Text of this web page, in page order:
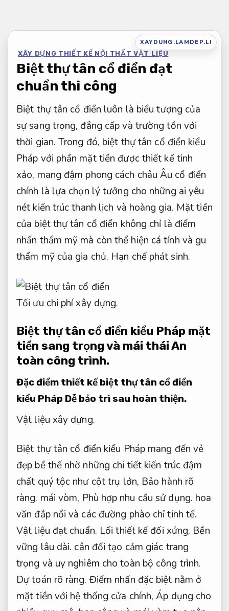
nội
dung
XAYDUNG.LAMDEP.LI
XÂY DỰNG THIẾT KẾ NỘI THẤT VẬT LIỆU
Biệt thự tân cổ điển đạt
chuẩn thi công
Biệt thự tân cổ điển luôn là biểu tượng của
sự sang trọng, đẳng cấp và trường tồn với
thời gian. Trong đó, biệt thự tân cổ điển kiểu
Pháp với phần mặt tiền được thiết kế tinh
xảo, mang đậm phong cách châu Âu cổ điển
chính là lựa chọn lý tưởng cho những ai yêu
nét kiến trúc thanh lịch và hoàng gia. Mặt tiền
của biệt thự tân cổ điển không chỉ là điểm
nhấn thẩm mỹ mà còn thể hiện cá tính và gu
thẩm mỹ của gia chủ. Hạn chế phát sinh.
Tối ưu chi phí xây dựng.
Biệt thự tân cổ điển kiểu Pháp mặt
tiền sang trọng và mái tháiAn
toàn công trình.
Đặc điểm thiết kế biệt thự tân cổ điển
kiểu Pháp Dễ bảo trì sau hoàn thiện.
Vật liệu xây dựng.
Biệt thự tân cổ điển kiểu Pháp mang đến vẻ
đẹp bề thế nhờ những chi tiết kiến trúc đậm
chất quý tộc như cột trụ lớn, Bảo hành rõ
ràng. mái vòm, Phù hợp nhu cầu sử dụng. hoa
văn đắp nổi và các đường phào chỉ tinh tế.
Vật liệu đạt chuẩn. Lối thiết kế đối xứng, Bền
vững lâu dài. cân đối tạo cảm giác trang
trọng và uy nghiêm cho toàn bộ công trình.
Dự toán rõ ràng. Điểm nhấn đặc biệt nằm ở
mặt tiền với hệ thống cửa chính,Áp dụng cho